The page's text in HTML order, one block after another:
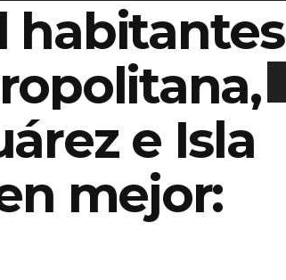
habitantes
e Isla
mejor: